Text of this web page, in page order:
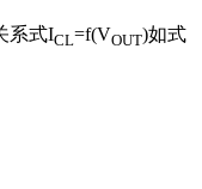
系式ICL=f(VOUT)如式